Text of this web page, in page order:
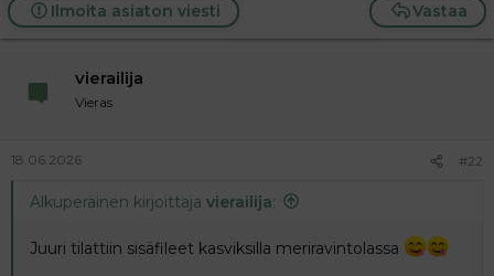
Vastaa
Ilmoita asiaton viesti
vierailija
Vieras
18.06.2026 #22
Alkuperäinen kirjoittaja vierailija:
Juuri tilattiin sisäfileet kasviksilla meriravintolassa